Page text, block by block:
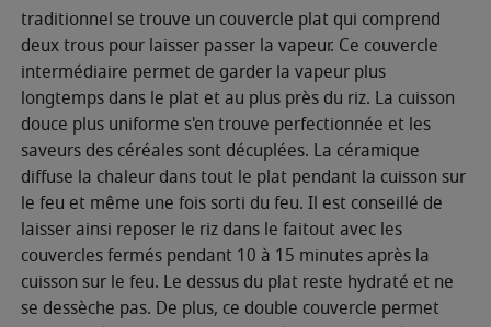
traditionnel se trouve un couvercle plat qui comprend
deux trous pour laisser passer la vapeur. Ce couvercle
intermédiaire permet de garder la vapeur plus
longtemps dans le plat et au plus près du riz. La cuisson
douce plus uniforme s'en trouve perfectionnée et les
saveurs des céréales sont décuplées. La céramique
diffuse la chaleur dans tout le plat pendant la cuisson sur
le feu et même une fois sorti du feu. Il est conseillé de
laisser ainsi reposer le riz dans le faitout avec les
couvercles fermés pendant 10 à 15 minutes après la
cuisson sur le feu. Le dessus du plat reste hydraté et ne
se dessèche pas. De plus, ce double couvercle permet